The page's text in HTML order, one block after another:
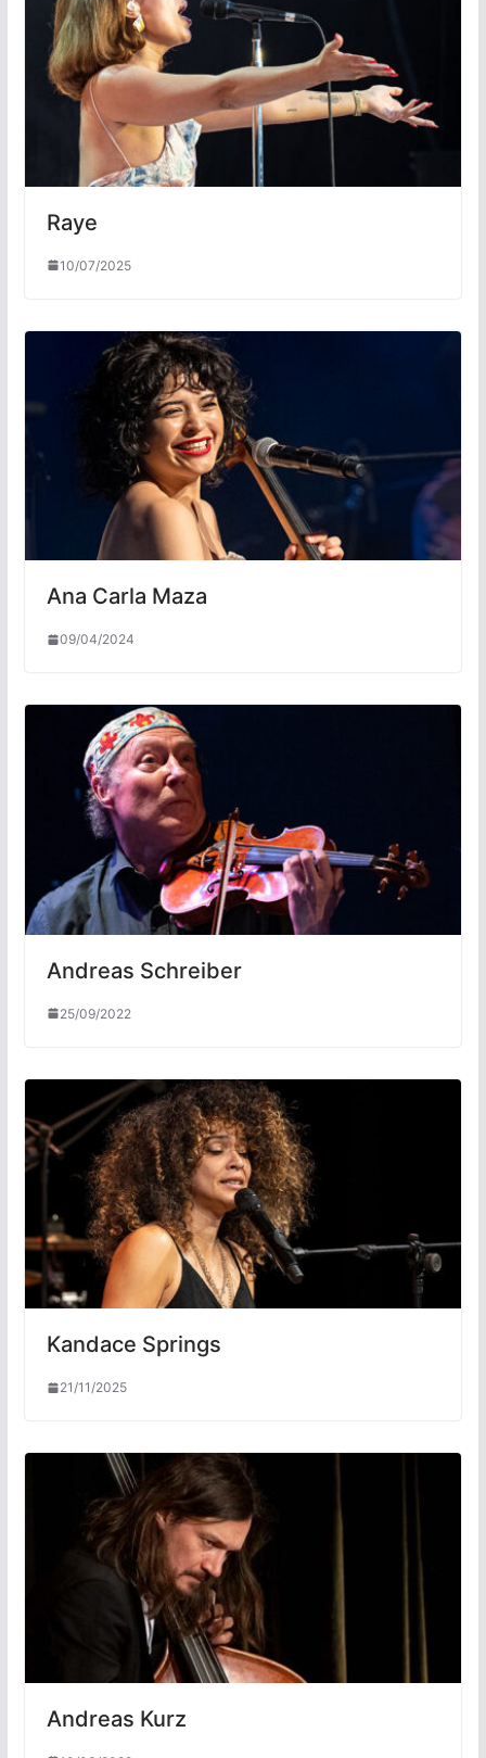
Raye
10/07/2025
Ana Carla Maza
09/04/2024
Andreas Schreiber
25/09/2022
Kandace Springs
21/11/2025
Andreas Kurz